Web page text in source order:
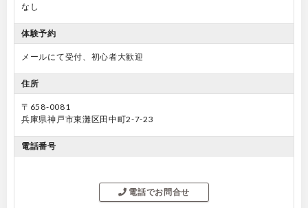
なし
体験予約
メールにて受付、初心者大歓迎
住所
〒658-0081
兵庫県神戸市東灘区田中町2-7-23
電話番号
電話でお問合せ